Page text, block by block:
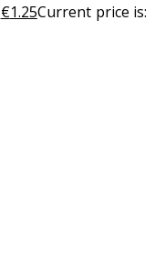
€1.25Current price is: